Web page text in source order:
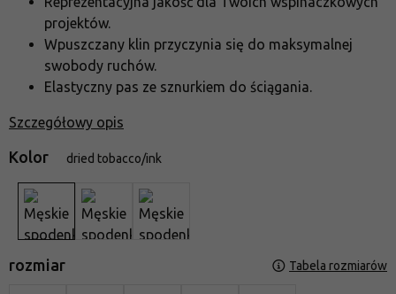
projektów.
Wpuszczany klin przyczynia się do maksymalnej
swobody ruchów.
Elastyczny pas ze sznurkiem do ściągania.
Szczegółowy opis
Kolor dried tobacco/ink
rozmiar Tabela rozmiarów